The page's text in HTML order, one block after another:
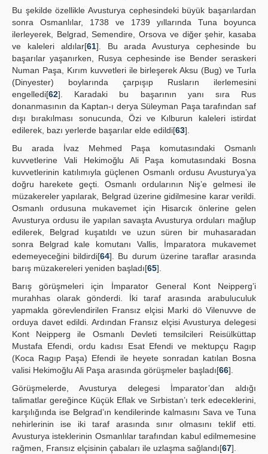
Bu şekilde özellikle Avusturya cephesindeki büyük başarılardan
sonra Osmanlılar, 1738 ve 1739 yıllarında Tuna boyunca
ilerleyerek, Belgrad, Semendire, Orsova ve diğer şehir, kasaba
ve kaleleri aldılar[61]. Bu arada Avusturya cephesinde bu
başarılar yaşanırken, Rusya cephesinde ise Bender seraskeri
Numan Paşa, Kırım kuvvetleri ile birleşerek Aksu (Bug) ve Turla
(Dinyester) boylarında çarpışıp Rusların ilerlemesini
engelledi[62]. Karadaki bu başarının yanı sıra Rus
donanmasının da Kaptan-ı derya Süleyman Paşa tarafından saf
dışı bırakılması sonucunda, Özi ve Kılburun kaleleri istirdat
edilerek, bazı yerlerde başarılar elde edildi[63].
Bu arada İvaz Mehmed Paşa komutasındaki Osmanlı
kuvvetlerine Vali Hekimoğlu Ali Paşa komutasındaki Bosna
kuvvetlerinin katılımıyla güçlenen Osmanlı ordusu Avusturya’ya
doğru harekete geçti. Osmanlı ordularının Niş’e gelmesi ile
müzakereler yapılarak, Belgrad üzerine gidilmesine karar verildi.
Osmanlı ordusuna mukavemet için Hisarcık önlerine gelen
Avusturya ordusu ile yapılan savaşta Avusturya orduları mağlup
edilerek, Belgrad kuşatıldı ve uzun süren bir muhasaradan
sonra Belgrad kale komutanı Vallis, İmparatora mukavemet
edemeyeceğini bildirdi[64]. Bu durum üzerine taraflar arasında
barış müzakereleri yeniden başladı[65].
Barış görüşmeleri için İmparator General Kont Neipperg’i
murahhas olarak gönderdi. İki taraf arasında arabuluculuk
yapmakla görevlendirilen Fransız elçisi Marki dö Vilenuvve de
orduya davet edildi. Ardından Fransız elçisi Avusturya delegesi
Kont Neipperg ile Osmanlı Devleti temsilcileri Reisülküttap
Mustafa Efendi, ordu kadısı Esat Efendi ve mektupçu Ragıp
(Koca Ragıp Paşa) Efendi ile heyete sonradan katılan Bosna
valisi Hekimoğlu Ali Paşa arasında görüşmeler başladı[66].
Görüşmelerde, Avusturya delegesi İmparator’dan aldığı
talimatlar gereğince Küçük Eflak ve Sırbistan’ı terk edeceklerini,
karşılığında ise Belgrad’ın kendilerinde kalmasını Sava ve Tuna
nehirlerinin ise iki taraf arasında sınır olmasını teklif etti.
Avusturya isteklerinin Osmanlılar tarafından kabul edilmemesine
rağmen, Fransız elçisinin çabaları ile uzlaşma sağlandı[67].